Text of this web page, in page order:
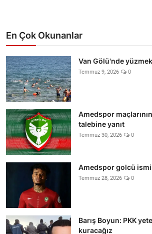
En Çok Okunanlar
Van Gölü'nde
Temmuz 9, 2026 0
Amedspor
talebine yanıt
Temmuz 30, 2026 0
Amedspor golcü
Temmuz 28, 2026 0
Barış Boyun: PKK
kuracağız